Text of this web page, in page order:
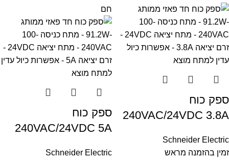
ספק כוח
240VAC/24VDC 3.8A
Schneider Electric
זמין בהזמנה מראש
חם
ספק כוח
240VAC/24VDC 5A
Schneider Electric